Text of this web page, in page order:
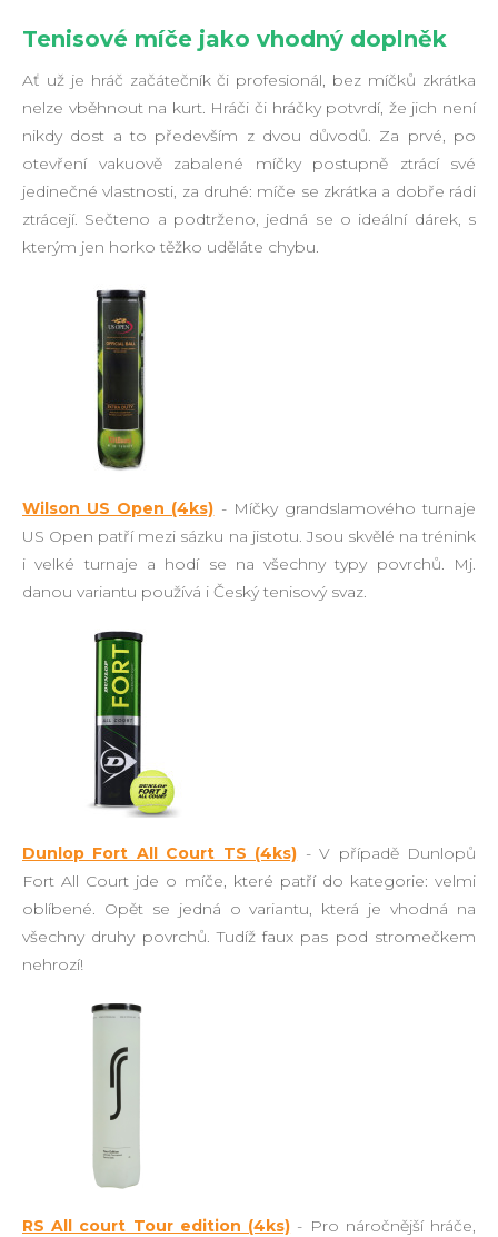
Tenisové míče jako vhodný doplněk
Ať už je hráč začátečník či profesionál, bez míčků zkrátka
nelze vběhnout na kurt. Hráči či hráčky potvrdí, že jich není
nikdy dost a to především z dvou důvodů. Za prvé, po
otevření vakuově zabalené míčky postupně ztrácí své
jedinečné vlastnosti, za druhé: míče se zkrátka a dobře rádi
ztrácejí. Sečteno a podtrženo, jedná se o ideální dárek, s
kterým jen horko těžko uděláte chybu.
Wilson US Open (4ks) - Míčky grandslamového turnaje
US Open patří mezi sázku na jistotu. Jsou skvělé na trénink
i velké turnaje a hodí se na všechny typy povrchů. Mj.
danou variantu používá i Český tenisový svaz.
Dunlop Fort All Court TS (4ks) - V případě Dunlopů
Fort All Court jde o míče, které patří do kategorie: velmi
oblíbené. Opět se jedná o variantu, která je vhodná na
všechny druhy povrchů. Tudíž faux pas pod stromečkem
nehrozí!
RS All court Tour edition (4ks) - Pro náročnější hráče,